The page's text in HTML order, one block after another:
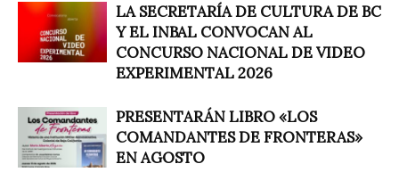
LA SECRETARÍA DE CULTURA DE BC
Y EL INBAL CONVOCAN AL
CONCURSO NACIONAL DE VIDEO
EXPERIMENTAL 2026
PRESENTARÁN LIBRO «LOS
COMANDANTES DE FRONTERAS»
EN AGOSTO